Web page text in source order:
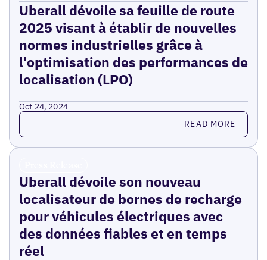
Uberall dévoile sa feuille de route
2025 visant à établir de nouvelles
normes industrielles grâce à
l'optimisation des performances de
localisation (LPO)
Oct 24, 2024
Read more READ MORE
Uberall dévoile son nouveau
localisateur de bornes de recharge
pour véhicules électriques avec
des données fiables et en temps
réel